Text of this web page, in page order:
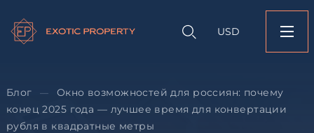
USD
Блог —
Окно возможностей для россиян: почему
конец 2025 года — лучшее время для конвертации
рубля в квадратные метры
Оставить
объекту
Окно
россиян: почему
квадратные метры
Оставьте заявку и
недвижимости